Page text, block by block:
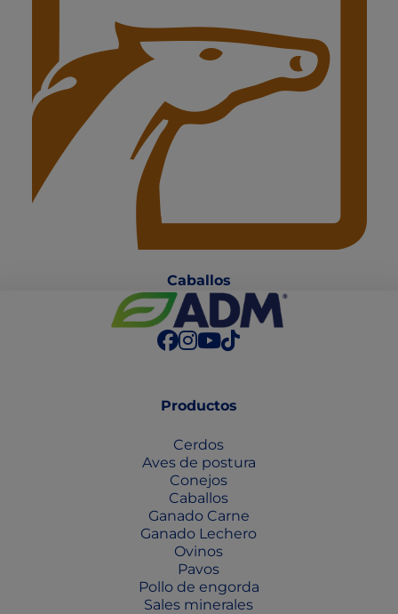
Caballos
Productos
Cerdos
Aves de postura
Conejos
Caballos
Ganado Carne
Ganado Lechero
Ovinos
Pavos
Pollo de engorda
Sales minerales